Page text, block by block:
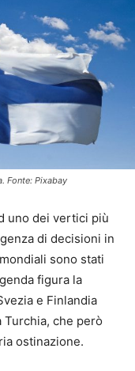
Fonte: Pixabay
uno dei vertici più
di decisioni in
sono stati
figura la
e Finlandia
Turchia, che però
ostinazione.